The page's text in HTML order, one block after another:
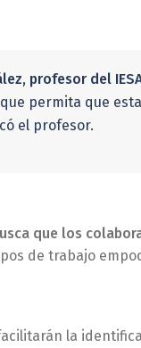
profesor del
permita que
el profesor.
que los
de trabajo
la